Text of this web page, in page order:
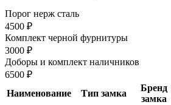
Порог нерж сталь
4500 ₽
Комплект черной фурнитуры
3000 ₽
Доборы и комплект наличников
6500 ₽
Наименование
Тип замка
Бренд
замка